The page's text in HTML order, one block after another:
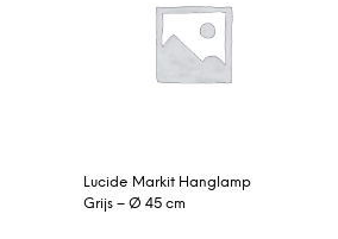
Lucide Markit Hanglamp
Grijs – Ø 45 cm